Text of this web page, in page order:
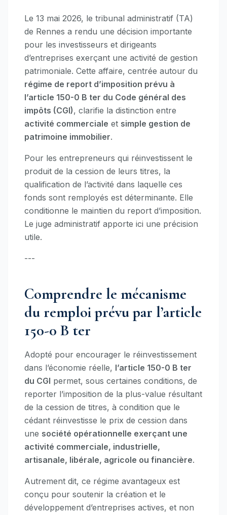
Le 13 mai 2026, le tribunal administratif (TA)
de Rennes a rendu une décision importante
pour les investisseurs et dirigeants
d’entreprises exerçant une activité de gestion
patrimoniale. Cette affaire, centrée autour du
régime de report d’imposition prévu à
l’article 150-0 B ter du Code général des
impôts (CGI), clarifie la distinction entre
activité commerciale et simple gestion de
patrimoine immobilier.
Pour les entrepreneurs qui réinvestissent le
produit de la cession de leurs titres, la
qualification de l’activité dans laquelle ces
fonds sont remployés est déterminante. Elle
conditionne le maintien du report d’imposition.
Le juge administratif apporte ici une précision
utile.
---
Comprendre le mécanisme
du remploi prévu par l’article
150-0 B ter
Adopté pour encourager le réinvestissement
dans l’économie réelle, l’article 150-0 B ter
du CGI permet, sous certaines conditions, de
reporter l’imposition de la plus-value résultant
de la cession de titres, à condition que le
cédant réinvestisse le prix de cession dans
une société opérationnelle exerçant une
activité commerciale, industrielle,
artisanale, libérale, agricole ou financière.
Autrement dit, ce régime avantageux est
conçu pour soutenir la création et le
développement d’entreprises actives, et non